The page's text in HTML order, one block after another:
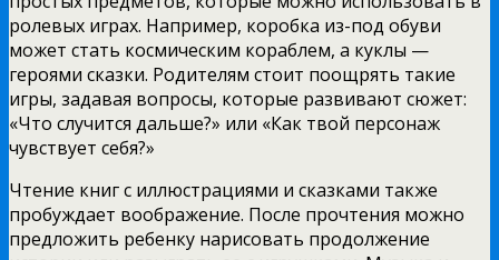
ролевых играх. Например, коробка из-под обуви
может стать космическим кораблем, а куклы —
героями сказки. Родителям стоит поощрять такие
игры, задавая вопросы, которые развивают сюжет:
«Что случится дальше?» или «Как твой персонаж
чувствует себя?»
Чтение книг с иллюстрациями и сказками также
пробуждает воображение. После прочтения можно
предложить ребенку нарисовать продолжение